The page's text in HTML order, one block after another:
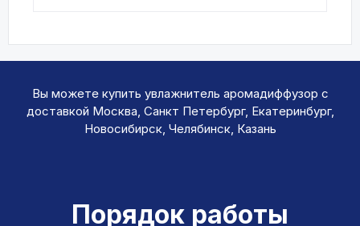
Вы можете купить увлажнитель аромадиффузор с
доставкой Москва, Санкт Петербург, Екатеринбург,
Новосибирск, Челябинск, Казань
Порядок работы